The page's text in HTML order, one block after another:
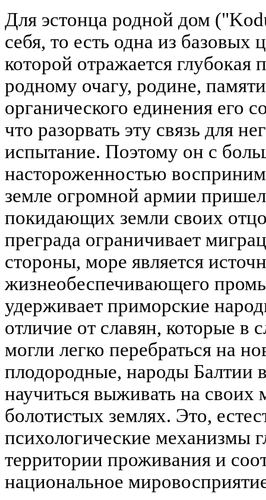
Для эстонца родной дом
себя, то есть одна из базовых
которой отражается глубокая
родному очагу, родине,
органического единения его
что разорвать эту связь для
испытание. Поэтому он с
настороженностью
земле огромной армии
покидающих земли своих
преграда ограничивает
стороны, море является
жизнеобеспечивающего
удерживает приморские
отличие от славян, которые в
могли легко перебраться на
плодородные, народы
научиться выживать на своих
болотистых землях. Это,
психологические механизмы
территории проживания и
национальное